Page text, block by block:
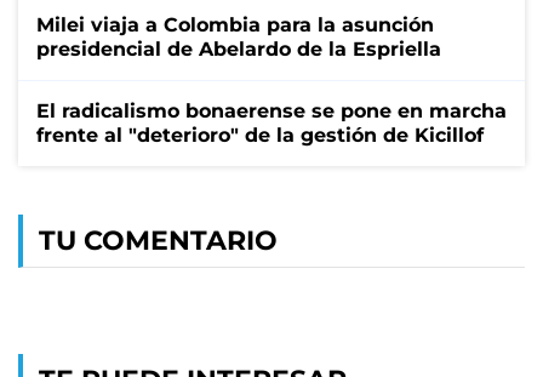
Milei viaja a Colombia para la asunción
presidencial de Abelardo de la Espriella
El radicalismo bonaerense se pone en marcha
frente al "deterioro" de la gestión de Kicillof
TU COMENTARIO